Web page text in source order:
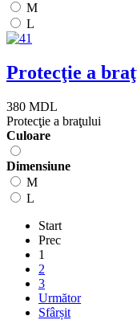
M
L
Protecţie a
380 MDL
Protecţie a braţului
Сuloare
Dimensiune
M
L
Start
Prec
1
2
3
Următor
Sfârșit